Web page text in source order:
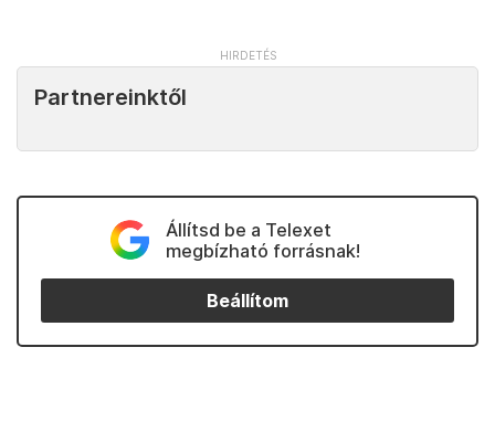
Partnereinktől
Állítsd be a Telexet
megbízható forrásnak!
Beállítom